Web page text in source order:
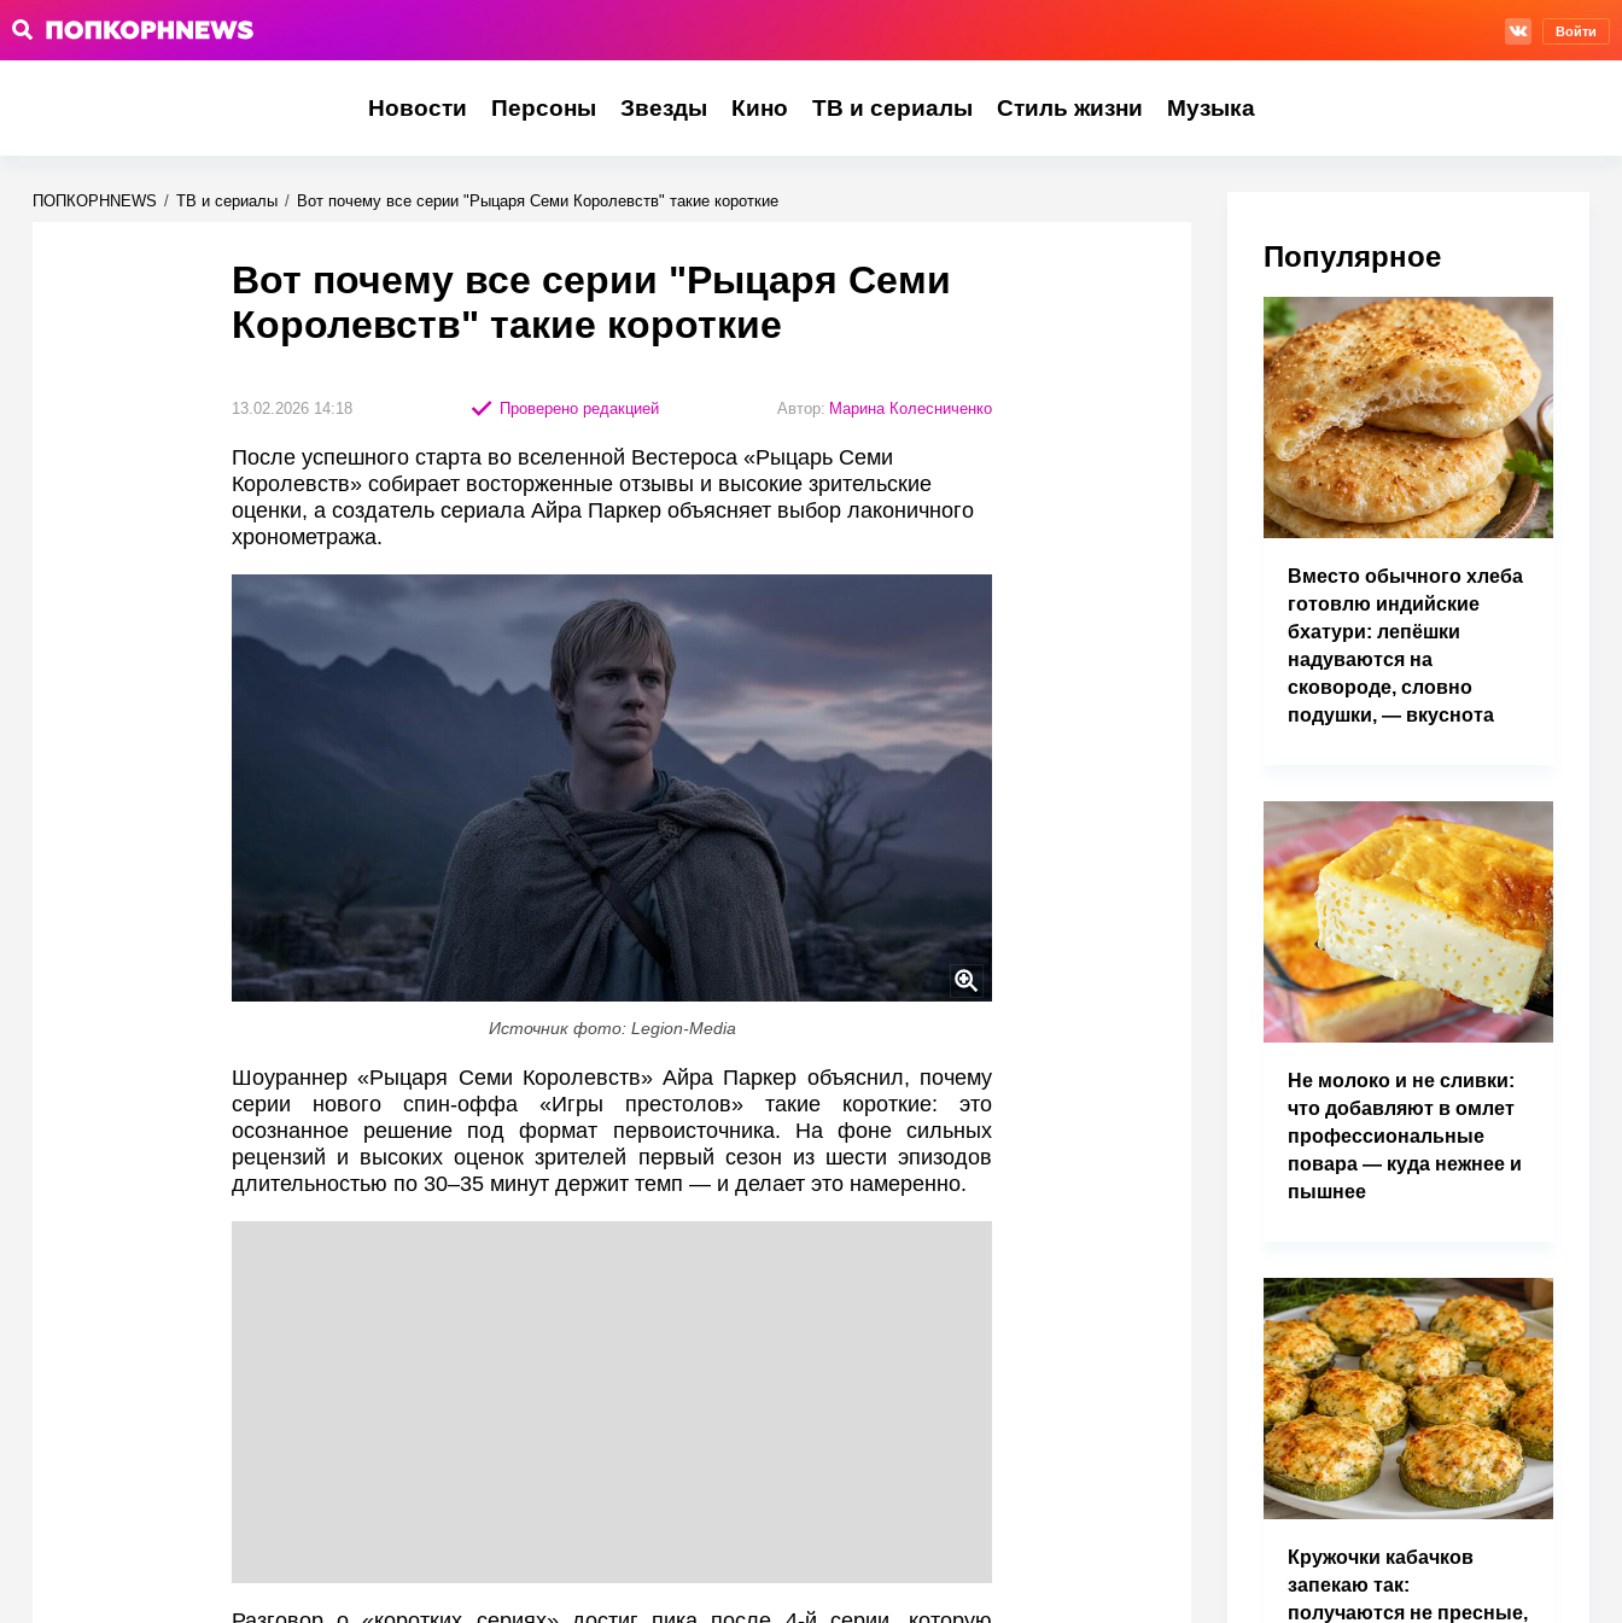
Войти
Новости Персоны Звезды Кино ТВ и сериалы Стиль жизни Музыка
ПОПКОРНNEWS / ТВ и сериалы / Вот почему все серии "Рыцаря Семи Королевств" такие короткие
Вот почему все серии "Рыцаря Семи
Королевств" такие короткие
13.02.2026 14:18 Проверено редакцией Автор: Марина Колесниченко
После успешного старта во вселенной Вестероса «Рыцарь Семи
Королевств» собирает восторженные отзывы и высокие зрительские
оценки, а создатель сериала Айра Паркер объясняет выбор лаконичного
хронометража.
Источник фото: Legion-Media
Шоураннер «Рыцаря Семи Королевств» Айра Паркер объяснил, почему
серии нового спин-оффа «Игры престолов» такие короткие: это
осознанное решение под формат первоисточника. На фоне сильных
рецензий и высоких оценок зрителей первый сезон из шести эпизодов
длительностью по 30–35 минут держит темп — и делает это намеренно.
Популярное
Вместо обычного хлеба
готовлю индийские
бхатури: лепёшки
надуваются на
сковороде, словно
подушки, — вкуснота
Не молоко и не сливки:
что добавляют в омлет
профессиональные
повара — куда нежнее и
пышнее
Кружочки кабачков
запекаю так:
получаются не пресные,